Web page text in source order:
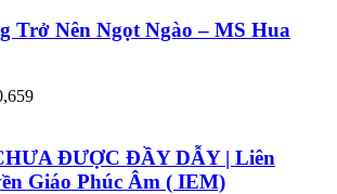
Trở Nên Ngọt Ngào – MS Hua
ĐƯỢC ĐẦY DẪY | Liên
Giáo Phúc Âm ( IEM)